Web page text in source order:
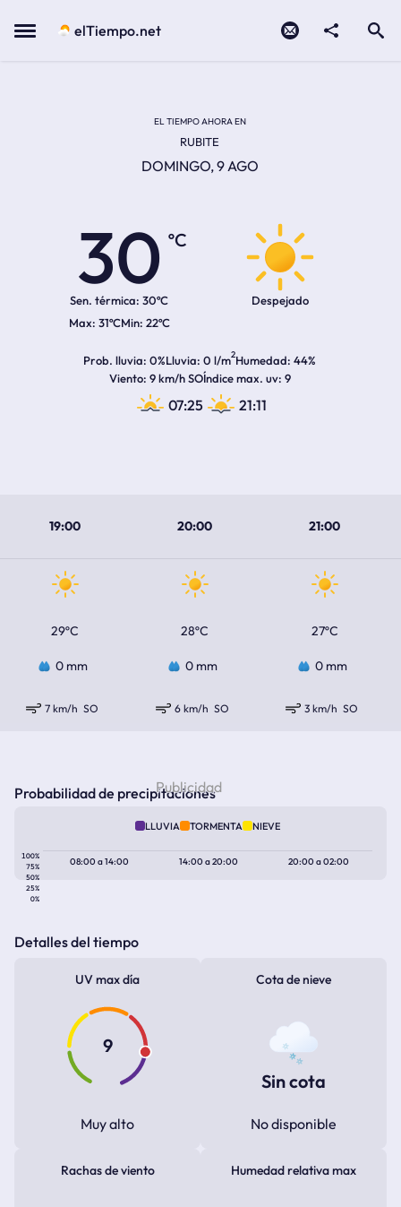
Menu elTiempo.net
EL TIEMPO AHORA EN
RUBITE
DOMINGO, 9 AGO
30
ºC
Sen. térmica: 30ºC
31ºC 22ºC
Despejado
Prob. lluvia 0%Lluvia 0 l/m2Humedad 44%
Viento 9 km/h SOÍndice max. uv 9
07:25 21:11
19:00 20:00 21:00
29ºC 28ºC 27ºC
0 mm 0 mm 0 mm
7 km/h SO 6 km/h SO 3 km/h SO
Probabilidad de precipitaciones
LLUVIA TORMENTA NIEVE
100%
75%
50%
25%
0%
08:00a14:00 14:00a20:00 20:00a02:00
Detalles del tiempo
UV max día
9
Muy alto
Cota de nieve
Sin cota
No disponible
Rachas de viento Humedad relativa max